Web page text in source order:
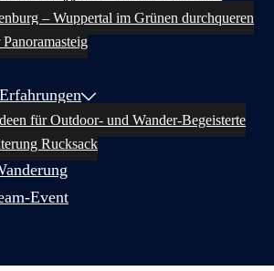
– Wuppertal im Grünen durchqueren
für Outdoor- und Wander-Begeisterte
Rucksack
Event